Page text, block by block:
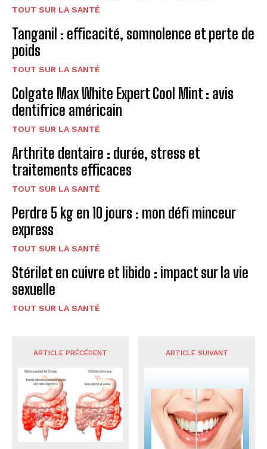
TOUT SUR LA SANTÉ
Tanganil : efficacité, somnolence et perte de
poids
TOUT SUR LA SANTÉ
Colgate Max White Expert Cool Mint : avis
dentifrice américain
TOUT SUR LA SANTÉ
Arthrite dentaire : durée, stress et
traitements efficaces
TOUT SUR LA SANTÉ
Perdre 5 kg en 10 jours : mon défi minceur
express
TOUT SUR LA SANTÉ
Stérilet en cuivre et libido : impact sur la vie
sexuelle
TOUT SUR LA SANTÉ
ARTICLE PRÉCÉDENT ARTICLE SUIVANT